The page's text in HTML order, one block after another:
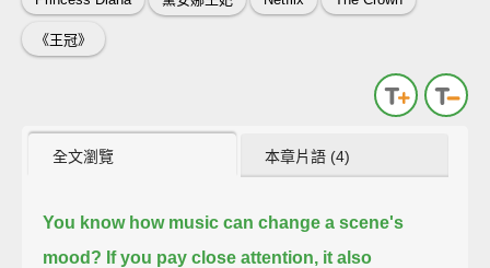
《王冠》
全文瀏覽 本章片語 (4)
You know how music can change a scene's
mood? If you pay close attention, it also